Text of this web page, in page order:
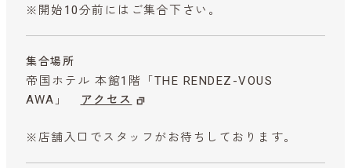
※開始10分前にはご集合下さい。
集合場所
帝国ホテル 本館1階「THE RENDEZ-VOUS
AWA」
アクセス
※店舗入口でスタッフがお待ちしております。